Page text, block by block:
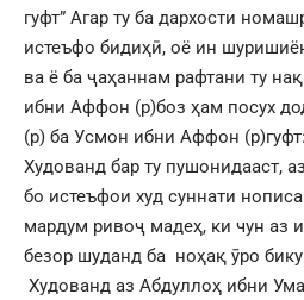
гуфт” Агар ту ба дархости
истеъфо бидиҳӣ, оё ин
ва ё ба ҷаҳаннам рафтани ту
ибни Аффон (р)боз ҳам посух
(р) ба Усмон ибни Аффон
Худованд бар ту пушонидааст,
бо истеъфои худ суннати
мардум ривоҷ мадеҳ, ки чун аз
безор шуданд ба ноҳақ ӯро
Худованд аз Абдуллоҳ ибни